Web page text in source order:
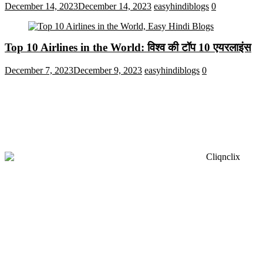
December 14, 2023December 14, 2023 easyhindiblogs 0
Top 10 Airlines in the World: विश्व की टॉप 10 एयरलाइंस
December 7, 2023December 9, 2023 easyhindiblogs 0